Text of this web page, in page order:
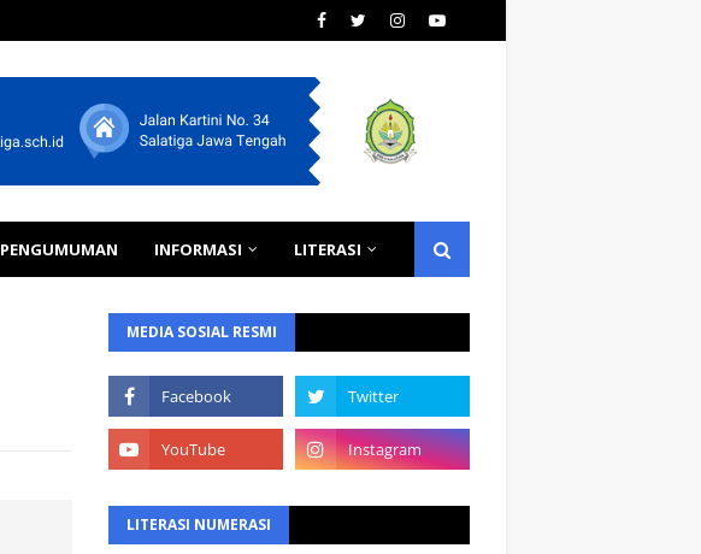
PENGUMUMAN INFORMASI LITERASI
MEDIA SOSIAL RESMI
LITERASI NUMERASI